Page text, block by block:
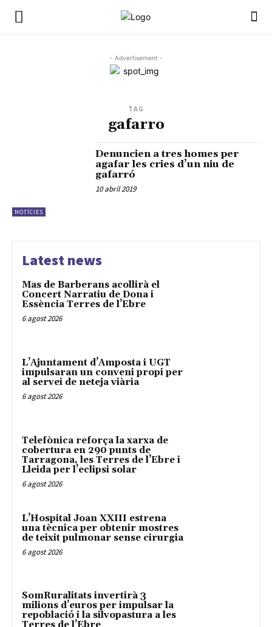
- Advertisement -
TAG
gafarro
NOTÍCIES
Denuncien a tres homes per
agafar les cries d’un niu de
gafarró
10 abril 2019
Latest news
Mas de Barberans acollirà el
Concert Narratiu de Dona i
Essència Terres de l’Ebre
6 agost 2026
L’Ajuntament d’Amposta i UGT
impulsaran un conveni propi per
al servei de neteja viària
6 agost 2026
Telefònica reforça la xarxa de
cobertura en 290 punts de
Tarragona, les Terres de l’Ebre i
Lleida per l’eclipsi solar
6 agost 2026
L’Hospital Joan XXIII estrena
una tècnica per obtenir mostres
de teixit pulmonar sense cirurgia
6 agost 2026
SomRuralitats invertirà 3
milions d’euros per impulsar la
repoblació i la silvopastura a les